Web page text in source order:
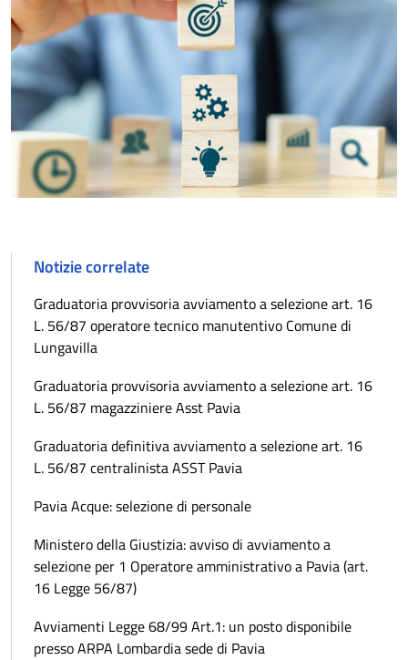
Notizie correlate
Graduatoria provvisoria avviamento a selezione art. 16
L. 56/87 operatore tecnico manutentivo Comune di
Lungavilla
Graduatoria provvisoria avviamento a selezione art. 16
L. 56/87 magazziniere Asst Pavia
Graduatoria definitiva avviamento a selezione art. 16
L. 56/87 centralinista ASST Pavia
Pavia Acque: selezione di personale
Ministero della Giustizia: avviso di avviamento a
selezione per 1 Operatore amministrativo a Pavia (art.
16 Legge 56/87)
Avviamenti Legge 68/99 Art.1: un posto disponibile
presso ARPA Lombardia sede di Pavia